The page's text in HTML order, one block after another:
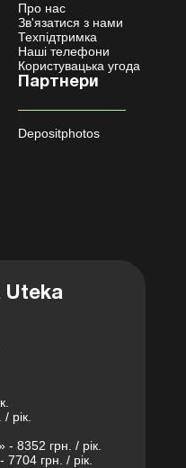
Про нас
Зв'язатися з нами
Техпідтримка
Наші телефони
Користувацька угода
Партнери
Depositphotos
Uteka
рік.
- 8352 грн. / рік.
грн. / рік.